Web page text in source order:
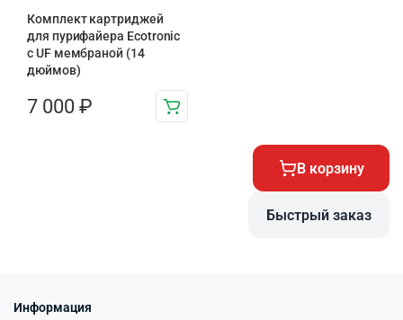
Комплект картриджей
для пурифайера Ecotronic
с UF мембраной (14
дюймов)
7 000 ₽
В корзину
Быстрый заказ
Информация